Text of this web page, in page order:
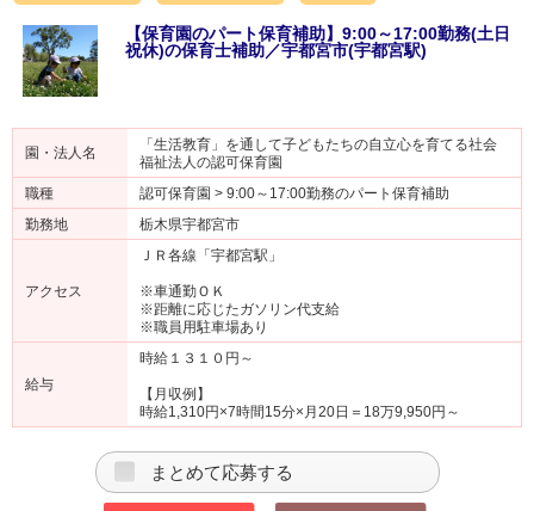
【保育園のパート保育補助】9:00～17:00勤務(土日
祝休)の保育士補助／宇都宮市(宇都宮駅)
園・法人名
「生活教育」を通して子どもたちの自立心を育てる社会
福祉法人の認可保育園
職種
認可保育園 > 9:00～17:00勤務のパート保育補助
勤務地
栃木県宇都宮市
アクセス
ＪＲ各線「宇都宮駅」
※車通勤ＯＫ
※距離に応じたガソリン代支給
※職員用駐車場あり
給与
時給１３１０円～
【月収例】
時給1,310円×7時間15分×月20日＝18万9,950円～
まとめて応募する